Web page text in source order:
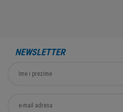
NEWSLETTER